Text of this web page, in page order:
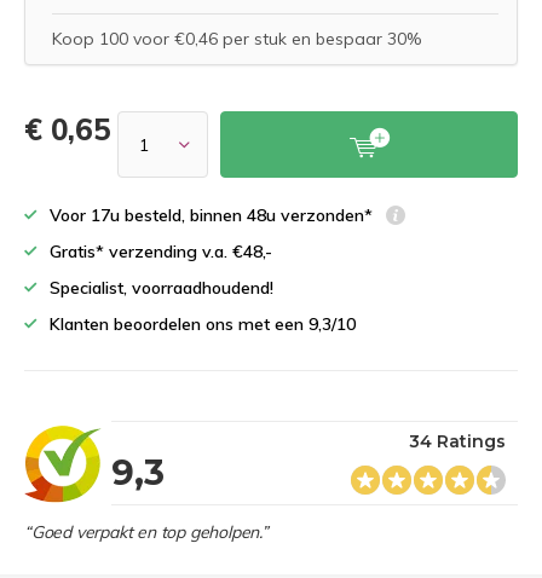
Koop 100 voor €0,46 per stuk en bespaar 30%
€ 0,65
Voor 17u besteld, binnen 48u verzonden*
Gratis* verzending v.a. €48,-
Specialist, voorraadhoudend!
Klanten beoordelen ons met een 9,3/10
9,3
34 Ratings
“Goed verpakt en top geholpen.”